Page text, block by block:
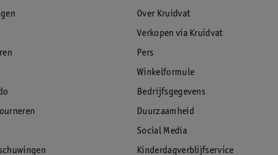
Over Kruidvat
Verkopen via Kruidvat
Pers
Winkelformule
Bedrijfsgegevens
Duurzaamheid
Social Media
Kinderdagverblijfservice